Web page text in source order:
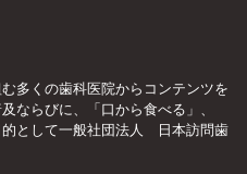
多くの歯科医院からコンテンツを
ならびに、「口から食べる」、
的として一般社団法人 日本訪問歯